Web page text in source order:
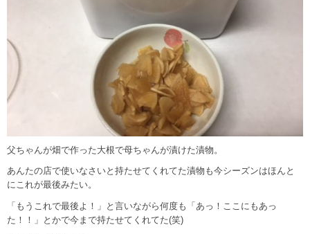
父ちゃんが畑で作った大根で母ちゃんが漬けた漬物。
あんたの店で使いなさいと持たせてくれてた漬物も今シーズンはほんと
にこれが最後みたい。
「もうこれで最後よ！」と言いながら何度も「あっ！ここにもあっ
た！！」とかで今まで持たせてくれてた(笑)